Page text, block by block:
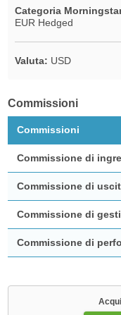
Categoria
EUR Hedged
Valuta: USD
Commissioni
Commissioni
Commissione di
Commissione di
Commissione di
Commissione di